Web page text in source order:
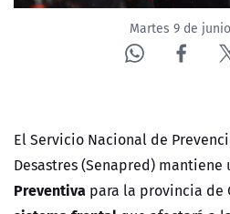
ÁREA DE PROYECTOS
Martes 9 de
El Servicio Nacional de
Desastres (Senapred) mantiene
Preventiva para la provincia